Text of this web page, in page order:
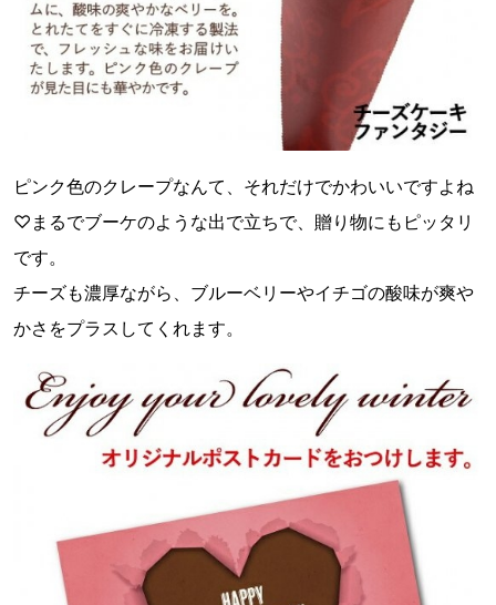
ピンク色のクレープなんて、それだけでかわいいですよね
♡まるでブーケのような出で立ちで、贈り物にもピッタリ
です。
チーズも濃厚ながら、ブルーベリーやイチゴの酸味が爽や
かさをプラスしてくれます。